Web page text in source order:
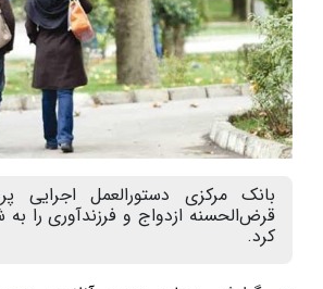
بانک مرکزی دستورالعمل اجرایی
قرض‌الحسنه ازدواج و فرزندآوری را به
کرد.